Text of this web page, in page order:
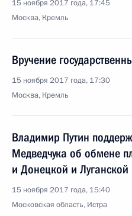
15 ноября 2017 года, 17:45
Москва, Кремль
Вручение
15 ноября 2017 года, 17:30
Москва, Кремль
Владимир Путин
Медведчука об обмене
и Донецкой и Луганской
15 ноября 2017 года, 15:40
Московская область, Истра